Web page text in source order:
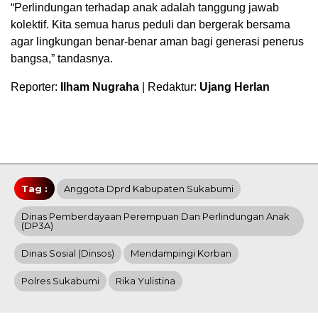
“Perlindungan terhadap anak adalah tanggung jawab
kolektif. Kita semua harus peduli dan bergerak bersama
agar lingkungan benar-benar aman bagi generasi penerus
bangsa,” tandasnya.
Reporter: Ilham Nugraha | Redaktur: Ujang Herlan
Tag : Anggota Dprd Kabupaten Sukabumi
Dinas Pemberdayaan Perempuan Dan Perlindungan Anak
(DP3A)
Dinas Sosial (Dinsos) Mendampingi Korban
Polres Sukabumi Rika Yulistina